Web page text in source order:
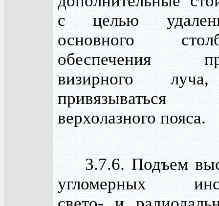
с целью
основного
обеспечения
визирного
привязываться
верхолазного пояса.
3.7.6. Подъем
угломерных